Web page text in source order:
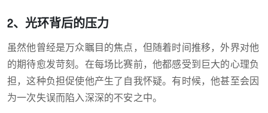
2、光环背后的压力
虽然他曾经是万众瞩目的焦点，但随着时间推移，外界对他
的期待愈发苛刻。在每场比赛前，他都感受到巨大的心理负
担，这种负担促使他产生了自我怀疑。有时候，他甚至会因
为一次失误而陷入深深的不安之中。